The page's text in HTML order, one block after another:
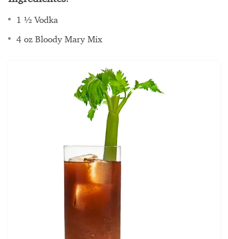
1 ½ Vodka
4 oz Bloody Mary Mix